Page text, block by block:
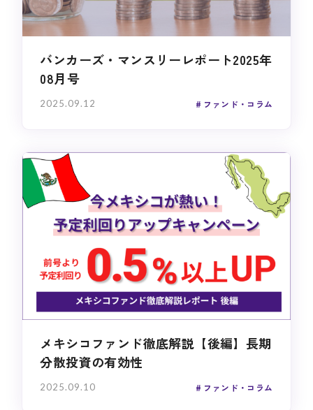
バンカーズ・マンスリーレポート2025年
08月号
2025.09.12 ファンド・コラム
メキシコファンド徹底解説【後編】長期
分散投資の有効性
2025.09.10 ファンド・コラム